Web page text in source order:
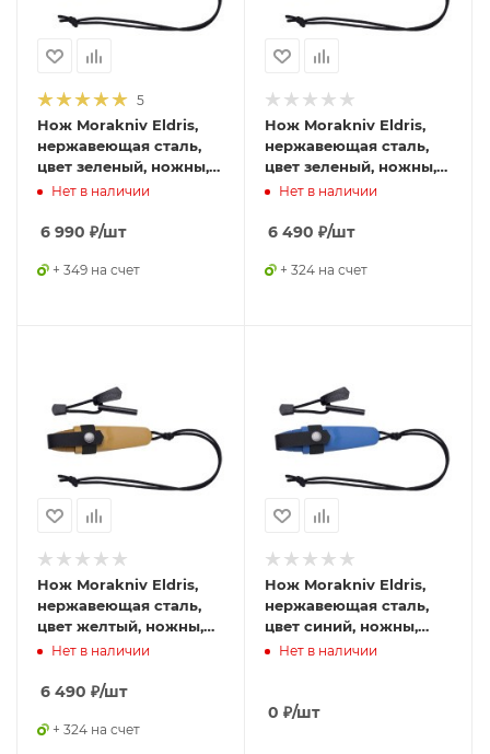
5
Нож Morakniv Eldris,
нержавеющая сталь,
цвет зеленый, ножны,
шнурок, огниво,12633
Нет в наличии
6 990 ₽/шт
+ 349 на счет
Нож Morakniv Eldris,
нержавеющая сталь,
цвет зеленый, ножны,
шнурок, огниво, 13521
Нет в наличии
6 490 ₽/шт
+ 324 на счет
Нож Morakniv Eldris,
нержавеющая сталь,
цвет желтый, ножны,
шнурок, огниво, 13523
Нет в наличии
6 490 ₽/шт
+ 324 на счет
Нож Morakniv Eldris,
нержавеющая сталь,
цвет синий, ножны,
шнурок, огниво, 13522
Нет в наличии
0 ₽/шт